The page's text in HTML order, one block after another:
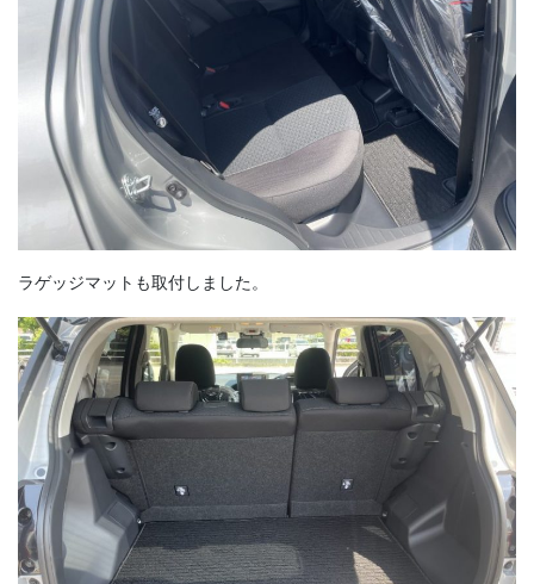
ラゲッジマットも取付しました。